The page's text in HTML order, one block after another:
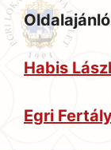
Habis
Egri